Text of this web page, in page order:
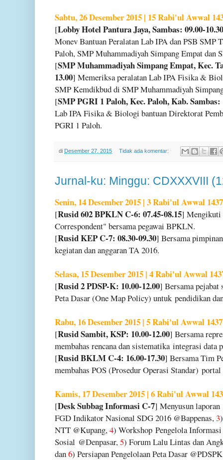
Sabtu, 26 Desember 2015 | 15 Rabi'ul Awwal
[Lobby Hotel Pantura Jaya, Sambas: 09.00-10.30
Monev Bantuan Peralatan Lab IPA dan PSB SMP
Paloh, SMP Muhammadiyah Simpang Empat dan
[SMP Muhammadiyah Simpang Empat, Kec.
13.00] Memeriksa peralatan Lab IPA Fisika &
SMP Kemdikbud di SMP Muhammadiyah
[SMP PGRI 1 Paloh, Kec. Paloh, Kab. Sambas:
Lab IPA Fisika & Biologi bantuan Direktorat
PGRI 1 Paloh.
di Desember 27, 2015 Tidak ada komentar:
Jurnal-ku: Minggu: CDXXXVIII
Senin, 14 Desember 2015 | 3 Rabi'ul Awwal 1437
[Rusid 602 BPKLN C-6: 07.45-08.15]
Correspondent" bersama pegawai BPKLN.
[Rusid KEP C-7: 08.30-09.30] Bersama
kegiatan dan anggaran TA 2016.
Selasa, 15 Desember 2015 | 4 Rabi'ul Awwal
[Rusid 2 PDSP-K: 10.00-12.00] Bersama
Peta Dasar (One Map Policy) untuk pendidikan
Rabu, 16 Desember 2015 | 5 Rabi'ul Awwal 1437
[Rusid Sambit, KSP: 10.00-12.00] Bersama
membahas rencana dan sistematika integrasi data
[Rusid BKLM C-4: 16.00-17.30] Bersama Tim
membahas POS (Prosedur Operasi Standar) portal
Kamis, 17 Desember 2015 | 6 Rabi'ul Awwal
[Desk Subbag Informasi C-7] Menyusun laporan
FGD Indikator Nasional SDG 2016 @Bappenas,3
NTT @Kupang,4) Workshop Pengelola
Sosial @Denpasar,5) Forum Lalu Lintas dan
dan6) Persiapan Pengelolaan Peta Dasar @PDSPK